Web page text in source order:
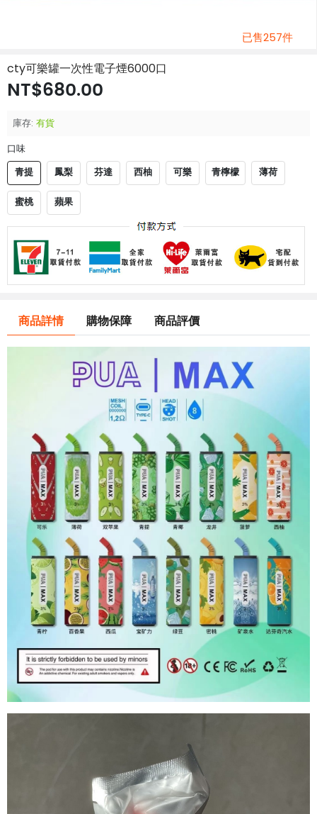
已售257件
cty可樂罐一次性電子煙6000口
NT$680.00
庫存: 有貨
口味
青提 鳳梨 芬達 西柚 可樂 青檸檬
薄荷
蜜桃
蘋果
商品詳情 購物保障 商品評價